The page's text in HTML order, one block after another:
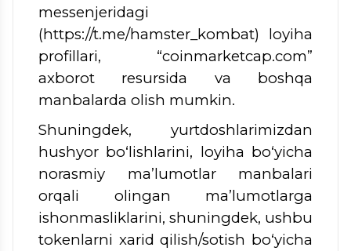
messenjeridagi
(https://t.me/hamster_kombat) loyiha
profillari, “coinmarketcap.com”
axborot resursida va boshqa
manbalarda olish mumkin.
Shuningdek, yurtdoshlarimizdan
hushyor bo‘lishlarini, loyiha bo‘yicha
norasmiy ma’lumotlar manbalari
orqali olingan ma’lumotlarga
ishonmasliklarini, shuningdek, ushbu
tokenlarni xarid qilish/sotish bo‘yicha